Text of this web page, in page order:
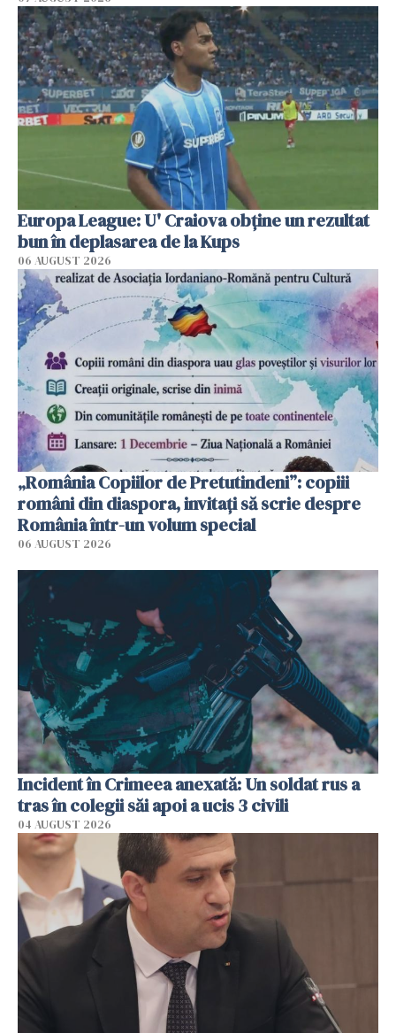
Europa League: U' Craiova obține un rezultat
bun în deplasarea de la Kups
06 AUGUST 2026
„România Copiilor de Pretutindeni”: copiii
români din diaspora, invitați să scrie despre
România într-un volum special
06 AUGUST 2026
Incident în Crimeea anexată: Un soldat rus a
tras în colegii săi apoi a ucis 3 civili
04 AUGUST 2026